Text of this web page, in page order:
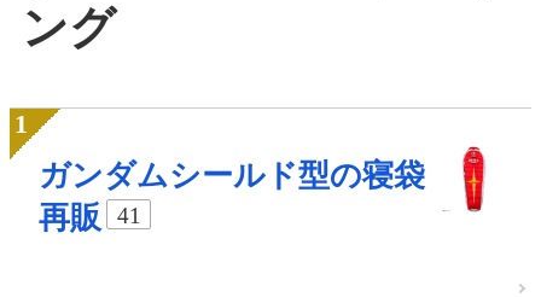
ング
ガンダムシールド型の寝袋
再販
41